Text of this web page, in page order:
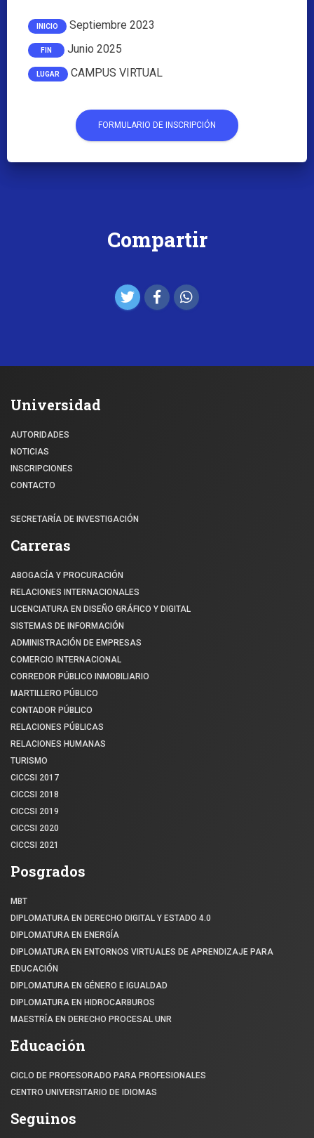
INICIO Septiembre 2023
FIN Junio 2025
LUGAR CAMPUS VIRTUAL
FORMULARIO DE INSCRIPCIÓN
Compartir
Universidad
AUTORIDADES
NOTICIAS
INSCRIPCIONES
CONTACTO
SECRETARÍA DE INVESTIGACIÓN
Carreras
ABOGACÍA Y PROCURACIÓN
RELACIONES INTERNACIONALES
LICENCIATURA EN DISEÑO GRÁFICO Y DIGITAL
SISTEMAS DE INFORMACIÓN
ADMINISTRACIÓN DE EMPRESAS
COMERCIO INTERNACIONAL
CORREDOR PÚBLICO INMOBILIARIO
MARTILLERO PÚBLICO
CONTADOR PÚBLICO
RELACIONES PÚBLICAS
RELACIONES HUMANAS
TURISMO
CICCSI 2017
CICCSI 2018
CICCSI 2019
CICCSI 2020
CICCSI 2021
Posgrados
MBT
DIPLOMATURA EN DERECHO DIGITAL Y ESTADO 4.0
DIPLOMATURA EN ENERGÍA
DIPLOMATURA EN ENTORNOS VIRTUALES DE APRENDIZAJE PARA
EDUCACIÓN
DIPLOMATURA EN GÉNERO E IGUALDAD
DIPLOMATURA EN HIDROCARBUROS
MAESTRÍA EN DERECHO PROCESAL UNR
Educación
CICLO DE PROFESORADO PARA PROFESIONALES
CENTRO UNIVERSITARIO DE IDIOMAS
Seguinos